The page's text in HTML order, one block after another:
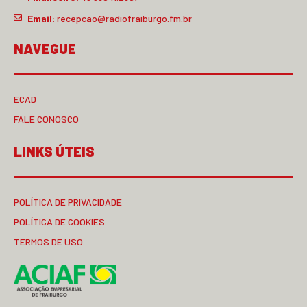
Email: recepcao@radiofraiburgo.fm.br
NAVEGUE
ECAD
FALE CONOSCO
LINKS ÚTEIS
POLÍTICA DE PRIVACIDADE
POLÍTICA DE COOKIES
TERMOS DE USO